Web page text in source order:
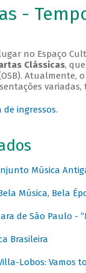
-
no Espaço
Clássicas,
Atualmente, o
variadas,
de ingressos.
Música
Música, Bela
de São Paulo -
Brasileira
Lobos: Vamos